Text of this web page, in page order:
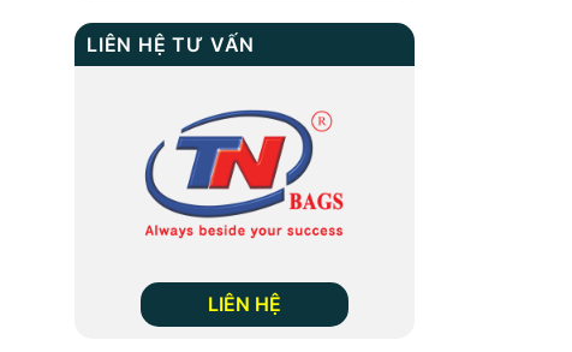
LIÊN HỆ TƯ VẤN
LIÊN HỆ